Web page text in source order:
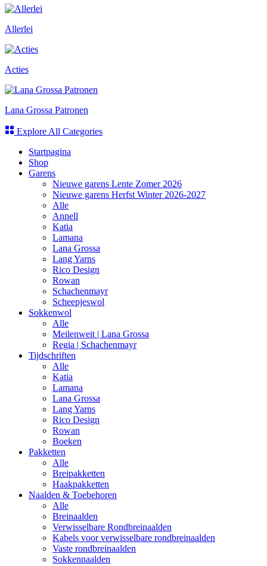
Allerlei
Acties
Lana Grossa Patronen
Explore All Categories
Startpagina
Shop
Garens
Nieuwe garens Lente Zomer 2026
Nieuwe garens Herfst Winter 2026-2027
Alle
Annell
Katia
Lamana
Lana Grossa
Lang Yarns
Rico Design
Rowan
Schachenmayr
Scheepjeswol
Sokkenwol
Alle
Meilenweit | Lana Grossa
Regia | Schachenmayr
Tijdschriften
Alle
Katia
Lamana
Lana Grossa
Lang Yarns
Rico Design
Rowan
Boeken
Pakketten
Alle
Breipakketten
Haakpakketten
Naalden & Toebehoren
Alle
Breinaalden
Verwisselbare Rondbreinaalden
Kabels voor verwisselbare rondbreinaalden
Vaste rondbreinaalden
Sokkennaalden